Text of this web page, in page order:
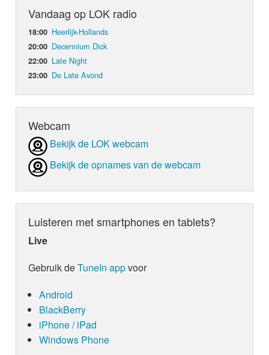
Vandaag op LOK radio
18:00 Heerlijk-Hollands
20:00 Decennium Dick
22:00 Late Night
23:00 De Late Avond
Webcam
Bekijk de LOK webcam
Bekijk de opnames van de webcam
Luisteren met smartphones en tablets?
Live
Gebruik deTuneIn appvoor
Android
BlackBerry
iPhone / iPad
Windows Phone